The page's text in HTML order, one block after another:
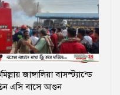
জাঙ্গালিয়া বাসস্ট্যান্ডে
এসি বাসে আগুন